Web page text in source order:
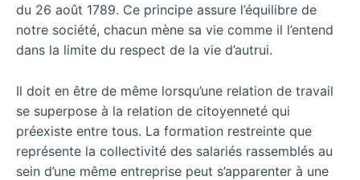
du 26 août 1789. Ce principe assure l’équilibre de
notre société, chacun mène sa vie comme il l’entend
dans la limite du respect de la vie d’autrui.
Il doit en être de même lorsqu’une relation de travail
se superpose à la relation de citoyenneté qui
préexiste entre tous. La formation restreinte que
représente la collectivité des salariés rassemblés au
sein d’une même entreprise peut s’apparenter à une